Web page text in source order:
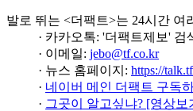
발로 뛰는 <더팩트>는 24시간 여
· 카카오톡: '더팩트제보' 검
· 이메일: jebo@tf.co.kr
· 뉴스 홈페이지: https://
· 네이버 메인 더팩트 구독
· 그곳이 알고싶냐? [영상